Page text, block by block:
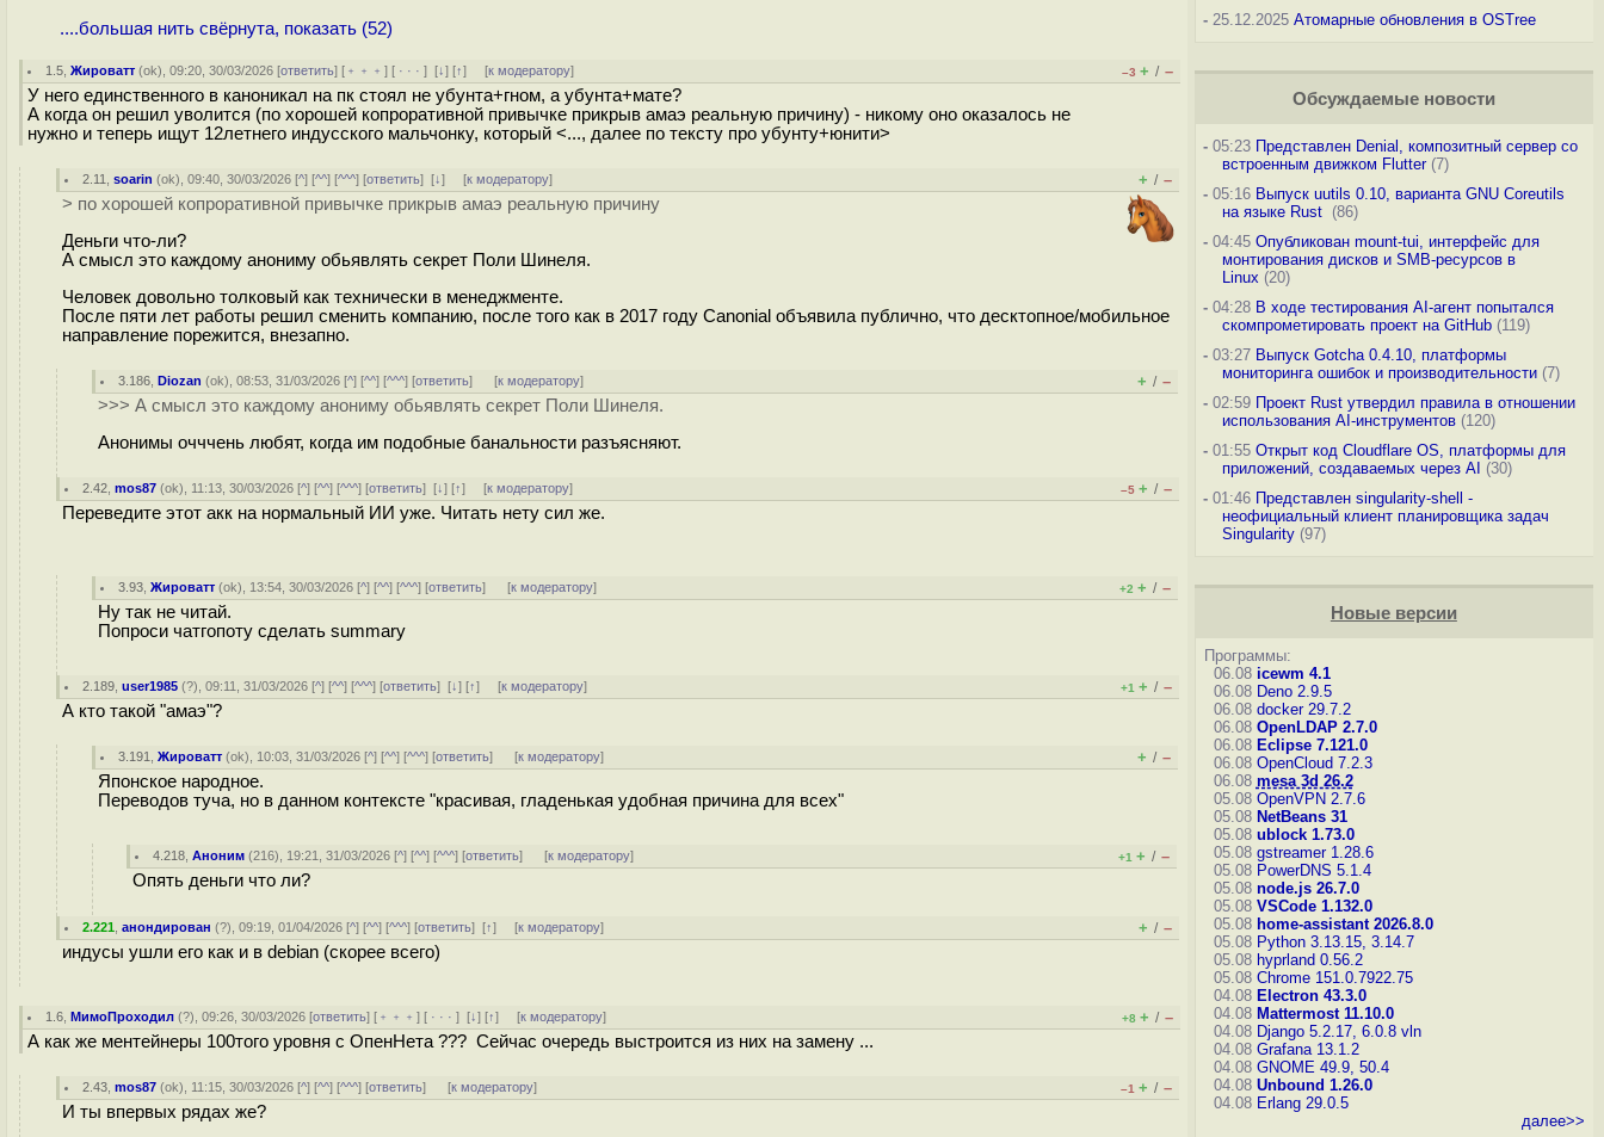
....большая нить свёрнута, показать (52)
1.5 ,Жироватт (ok), 09:20, 30/03/2026 [ответить] [ ﹢﹢﹢] [ · · ·][↓] [↑] [к модератору] –3 + / –
У него единственного в каноникал на пк стоял не убунта+гном, а убунта+мате?
А когда он решил уволится (по хорошей копроративной привычке прикрыв амаэ реальную причину) - никому оно оказалось не
нужно и теперь ищут 12летнего индусского мальчонку, который <..., далее по тексту про убунту+юнити>
2.11 ,soarin (ok), 09:40, 30/03/2026 [^] [^^] [^^^] [ответить][↓] [к модератору] + / –
> по хорошей копроративной привычке прикрыв амаэ реальную причину
Деньги что-ли?
А смысл это каждому анониму обьявлять секрет Поли Шинеля.
Человек довольно толковый как технически в менеджменте.
После пяти лет работы решил сменить компанию, после того как в 2017 году Canonial объявила публично, что десктопное/мобильное
направление порежится, внезапно.
3.186 ,Diozan (ok), 08:53, 31/03/2026 [^] [^^] [^^^] [ответить] [к модератору] + / –
>>> А смысл это каждому анониму обьявлять секрет Поли Шинеля.
Анонимы очччень любят, когда им подобные банальности разъясняют.
2.42 ,mos87 (ok), 11:13, 30/03/2026 [^] [^^] [^^^] [ответить][↓] [↑] [к модератору] –5 + / –
Переведите этот акк на нормальный ИИ уже. Читать нету сил же.
3.93 ,Жироватт (ok), 13:54, 30/03/2026 [^] [^^] [^^^] [ответить] [к модератору] +2 + / –
Ну так не читай.
Попроси чатгопоту сделать summary
2.189 ,user1985 (?), 09:11, 31/03/2026 [^] [^^] [^^^] [ответить][↓] [↑] [к модератору] +1 + / –
А кто такой "амаэ"?
3.191 ,Жироватт (ok), 10:03, 31/03/2026 [^] [^^] [^^^] [ответить] [к модератору] + / –
Японское народное.
Переводов туча, но в данном контексте "красивая, гладенькая удобная причина для всех"
4.218 ,Аноним (216), 19:21, 31/03/2026 [^] [^^] [^^^] [ответить] [к модератору] +1 + / –
Опять деньги что ли?
2.221 ,анондирован (?), 09:19, 01/04/2026 [^] [^^] [^^^] [ответить][↑] [к модератору] + / –
индусы ушли его как и в debian (скорее всего)
1.6 ,МимоПроходил (?), 09:26, 30/03/2026 [ответить] [ ﹢﹢﹢] [ · · ·][↓] [↑] [к модератору] +8 + / –
А как же ментейнеры 100того уровня с ОпенНета ??? Сейчас очередь выстроится из них на замену ...
2.43 ,mos87 (ok), 11:15, 30/03/2026 [^] [^^] [^^^] [ответить] [к модератору] –1 + / –
И ты впервых рядах же?
-25.12.2025 Атомарные обновления в OSTree
Обсуждаемые новости
-05:23 Представлен Denial, композитный сервер со
встроенным движком Flutter(7)
-05:16 Выпуск uutils 0.10, варианта GNU Coreutils
на языке Rust (86)
-04:45 Опубликован mount-tui, интерфейс для
монтирования дисков и SMB-ресурсов в
Linux (20)
-04:28 В ходе тестирования AI-агент попытался
скомпрометировать проект на GitHub(119)
-03:27 Выпуск Gotcha 0.4.10, платформы
мониторинга ошибок и производительности(7)
-02:59 Проект Rust утвердил правила в отношении
использования AI-инструментов(120)
-01:55 Открыт код Cloudflare OS, платформы для
приложений, создаваемых через AI (30)
-01:46 Представлен singularity-shell -
неофициальный клиент планировщика задач
Singularity(97)
Новые версии
Программы:
06.08 icewm 4.1
06.08 Deno 2.9.5
06.08 docker 29.7.2
06.08 OpenLDAP 2.7.0
06.08 Eclipse 7.121.0
06.08 OpenCloud 7.2.3
06.08 mesa 3d 26.2
05.08 OpenVPN 2.7.6
05.08 NetBeans 31
05.08 ublock 1.73.0
05.08 gstreamer 1.28.6
05.08 PowerDNS 5.1.4
05.08 node.js 26.7.0
05.08 VSCode 1.132.0
05.08 home-assistant 2026.8.0
05.08 Python 3.13.15, 3.14.7
05.08 hyprland 0.56.2
05.08 Chrome 151.0.7922.75
04.08 Electron 43.3.0
04.08 Mattermost 11.10.0
04.08 Django 5.2.17, 6.0.8 vln
04.08 Grafana 13.1.2
04.08 GNOME 49.9, 50.4
04.08 Unbound 1.26.0
04.08 Erlang 29.0.5
далее>>